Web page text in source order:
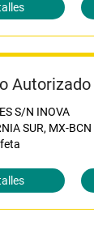
S/N INOVA
SUR, MX-